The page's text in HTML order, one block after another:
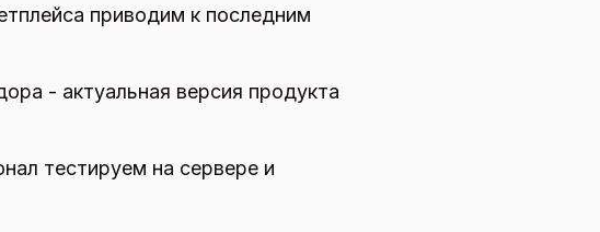
приводим к последним
- актуальная версия продукта
тестируем на сервере и